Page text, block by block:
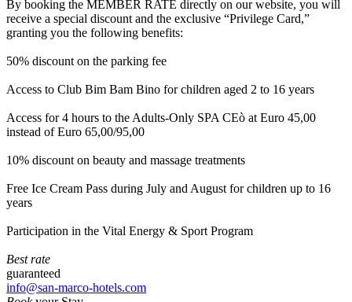
By booking the MEMBER RATE directly on our website, you will
receive a special discount and the exclusive “Privilege Card,”
granting you the following benefits:
50% discount on the parking fee
Access to Club Bim Bam Bino for children aged 2 to 16 years
Access for 4 hours to the Adults-Only SPA CEò at Euro 45,00
instead of Euro 65,00/95,00
10% discount on beauty and massage treatments
Free Ice Cream Pass during July and August for children up to 16
years
Participation in the Vital Energy & Sport Program
Best rate
guaranteed
info@san-marco-hotels.com